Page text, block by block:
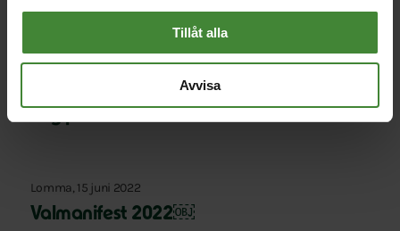
Tillåt alla
Avvisa
Låg personaltäthet i förskolan
Lomma, 15 juni 2022
Valmanifest 2022￼